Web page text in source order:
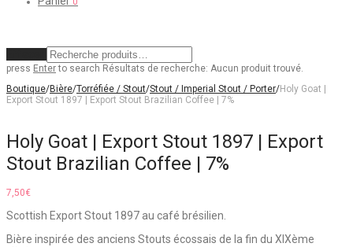
press Enterto search Résultats de recherche: Aucun produit trouvé.
Boutique/Bière/Torréfiée / Stout/Stout / Imperial Stout / Porter/Holy Goat |
Export Stout 1897 | Export Stout Brazilian Coffee | 7%
Holy Goat | Export Stout 1897 | Export
Stout Brazilian Coffee | 7%
7,50€
Scottish Export Stout 1897 au café brésilien.
Bière inspirée des anciens Stouts écossais de la fin du XIXème